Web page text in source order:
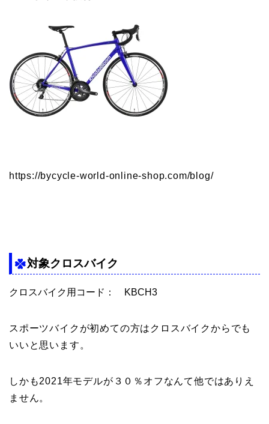
https://bycycle-world-online-shop.com/blog/
対象クロスバイク
クロスバイク用コード： KBCH3
スポーツバイクが初めての方はクロスバイクからでも
いいと思います。
しかも2021年モデルが３０％オフなんて他ではありえ
ません。